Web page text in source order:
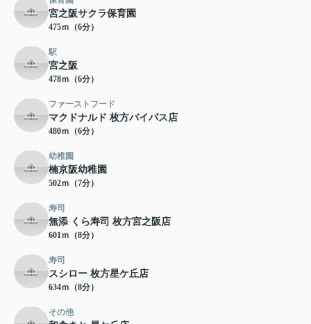
宮之阪サクラ保育園
475ｍ（6分）
駅
宮之阪
478ｍ（6分）
ファーストフード
マクドナルド 枚方バイパス店
480ｍ（6分）
幼稚園
楠京阪幼稚園
502ｍ（7分）
寿司
無添 くら寿司 枚方宮之阪店
601ｍ（8分）
寿司
スシロー 枚方星ケ丘店
634ｍ（8分）
その他